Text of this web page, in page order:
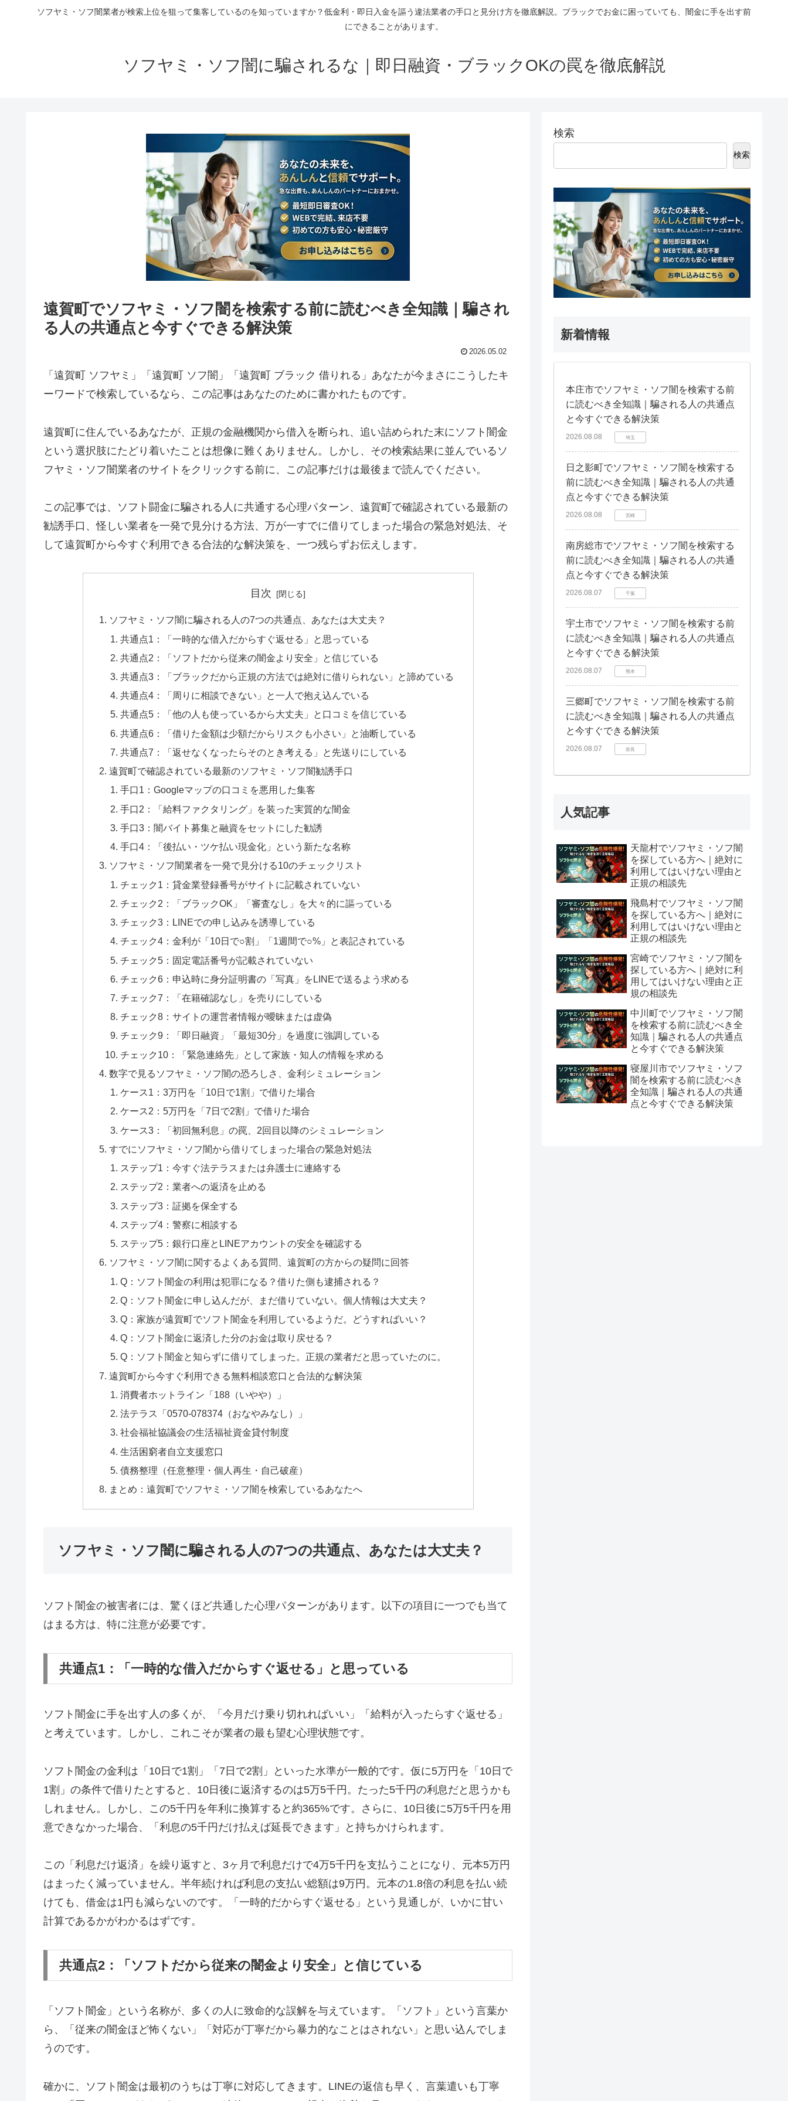
ソフヤミ・ソフ闇業者が検索上位を狙って集客しているのを知っていますか？低金利・即日入金を謳う違法業者の手口と見分け方を徹底解説。ブラックでお金に困っていても、闇金に手を出す前
にできることがあります。
ソフヤミ・ソフ闇に騙されるな｜即日融資・ブラックOKの罠を徹底解説
遠賀町でソフヤミ・ソフ闇を検索する前に読むべき全知識｜騙され
る人の共通点と今すぐできる解決策
2026.05.02
「遠賀町 ソフヤミ」「遠賀町 ソフ闇」「遠賀町 ブラック 借りれる」あなたが今まさにこうしたキ
ーワードで検索しているなら、この記事はあなたのために書かれたものです。
遠賀町に住んでいるあなたが、正規の金融機関から借入を断られ、追い詰められた末にソフト闇金
という選択肢にたどり着いたことは想像に難くありません。しかし、その検索結果に並んでいるソ
フヤミ・ソフ闇業者のサイトをクリックする前に、この記事だけは最後まで読んでください。
この記事では、ソフト闘金に騙される人に共通する心理パターン、遠賀町で確認されている最新の
勧誘手口、怪しい業者を一発で見分ける方法、万が一すでに借りてしまった場合の緊急対処法、そ
して遠賀町から今すぐ利用できる合法的な解決策を、一つ残らずお伝えします。
目次
ソフヤミ・ソフ闇に騙される人の7つの共通点、あなたは大丈夫？
共通点1：「一時的な借入だからすぐ返せる」と思っている
共通点2：「ソフトだから従来の闇金より安全」と信じている
共通点3：「ブラックだから正規の方法では絶対に借りられない」と諦めている
共通点4：「周りに相談できない」と一人で抱え込んでいる
共通点5：「他の人も使っているから大丈夫」と口コミを信じている
共通点6：「借りた金額は少額だからリスクも小さい」と油断している
共通点7：「返せなくなったらそのとき考える」と先送りにしている
遠賀町で確認されている最新のソフヤミ・ソフ闇勧誘手口
手口1：Googleマップの口コミを悪用した集客
手口2：「給料ファクタリング」を装った実質的な闇金
手口3：闇バイト募集と融資をセットにした勧誘
手口4：「後払い・ツケ払い現金化」という新たな名称
ソフヤミ・ソフ闇業者を一発で見分ける10のチェックリスト
チェック1：貸金業登録番号がサイトに記載されていない
チェック2：「ブラックOK」「審査なし」を大々的に謳っている
チェック3：LINEでの申し込みを誘導している
チェック4：金利が「10日で○割」「1週間で○%」と表記されている
チェック5：固定電話番号が記載されていない
チェック6：申込時に身分証明書の「写真」をLINEで送るよう求める
チェック7：「在籍確認なし」を売りにしている
チェック8：サイトの運営者情報が曖昧または虚偽
チェック9：「即日融資」「最短30分」を過度に強調している
チェック10：「緊急連絡先」として家族・知人の情報を求める
数字で見るソフヤミ・ソフ闇の恐ろしさ、金利シミュレーション
ケース1：3万円を「10日で1割」で借りた場合
ケース2：5万円を「7日で2割」で借りた場合
ケース3：「初回無利息」の罠、2回目以降のシミュレーション
すでにソフヤミ・ソフ闇から借りてしまった場合の緊急対処法
ステップ1：今すぐ法テラスまたは弁護士に連絡する
ステップ2：業者への返済を止める
ステップ3：証拠を保全する
ステップ4：警察に相談する
ステップ5：銀行口座とLINEアカウントの安全を確認する
ソフヤミ・ソフ闇に関するよくある質問、遠賀町の方からの疑問に回答
Q：ソフト闇金の利用は犯罪になる？借りた側も逮捕される？
Q：ソフト闇金に申し込んだが、まだ借りていない。個人情報は大丈夫？
Q：家族が遠賀町でソフト闇金を利用しているようだ。どうすればいい？
Q：ソフト闇金に返済した分のお金は取り戻せる？
Q：ソフト闇金と知らずに借りてしまった。正規の業者だと思っていたのに。
遠賀町から今すぐ利用できる無料相談窓口と合法的な解決策
消費者ホットライン「188（いやや）」
法テラス「0570-078374（おなやみなし）」
社会福祉協議会の生活福祉資金貸付制度
生活困窮者自立支援窓口
債務整理（任意整理・個人再生・自己破産）
まとめ：遠賀町でソフヤミ・ソフ闇を検索しているあなたへ
ソフヤミ・ソフ闇に騙される人の7つの共通点、あなたは大丈夫？
ソフト闇金の被害者には、驚くほど共通した心理パターンがあります。以下の項目に一つでも当て
はまる方は、特に注意が必要です。
共通点1：「一時的な借入だからすぐ返せる」と思っている
ソフト闇金に手を出す人の多くが、「今月だけ乗り切れればいい」「給料が入ったらすぐ返せる」
と考えています。しかし、これこそが業者の最も望む心理状態です。
ソフト闇金の金利は「10日で1割」「7日で2割」といった水準が一般的です。仮に5万円を「10日で
1割」の条件で借りたとすると、10日後に返済するのは5万5千円。たった5千円の利息だと思うかも
しれません。しかし、この5千円を年利に換算すると約365%です。さらに、10日後に5万5千円を用
意できなかった場合、「利息の5千円だけ払えば延長できます」と持ちかけられます。
この「利息だけ返済」を繰り返すと、3ヶ月で利息だけで4万5千円を支払うことになり、元本5万円
はまったく減っていません。半年続ければ利息の支払い総額は9万円。元本の1.8倍の利息を払い続
けても、借金は1円も減らないのです。「一時的だからすぐ返せる」という見通しが、いかに甘い
計算であるかがわかるはずです。
共通点2：「ソフトだから従来の闇金より安全」と信じている
「ソフト闇金」という名称が、多くの人に致命的な誤解を与えています。「ソフト」という言葉か
ら、「従来の闇金ほど怖くない」「対応が丁寧だから暴力的なことはされない」と思い込んでしま
うのです。
確かに、ソフト闇金は最初のうちは丁寧に対応してきます。LINEの返信も早く、言葉遣いも丁寧
検索
検索
新着情報
本庄市でソフヤミ・ソフ闇を検索する前
に読むべき全知識｜騙される人の共通点
と今すぐできる解決策
2026.08.08 埼玉
日之影町でソフヤミ・ソフ闇を検索する
前に読むべき全知識｜騙される人の共通
点と今すぐできる解決策
2026.08.08 宮崎
南房総市でソフヤミ・ソフ闇を検索する
前に読むべき全知識｜騙される人の共通
点と今すぐできる解決策
2026.08.07 千葉
宇土市でソフヤミ・ソフ闇を検索する前
に読むべき全知識｜騙される人の共通点
と今すぐできる解決策
2026.08.07 熊本
三郷町でソフヤミ・ソフ闇を検索する前
に読むべき全知識｜騙される人の共通点
と今すぐできる解決策
2026.08.07 奈良
人気記事
天龍村でソフヤミ・ソフ闇
を探している方へ｜絶対に
利用してはいけない理由と
正規の相談先
飛島村でソフヤミ・ソフ闇
を探している方へ｜絶対に
利用してはいけない理由と
正規の相談先
宮崎でソフヤミ・ソフ闇を
探している方へ｜絶対に利
用してはいけない理由と正
規の相談先
中川町でソフヤミ・ソフ闇
を検索する前に読むべき全
知識｜騙される人の共通点
と今すぐできる解決策
寝屋川市でソフヤミ・ソフ
闇を検索する前に読むべき
全知識｜騙される人の共通
点と今すぐできる解決策